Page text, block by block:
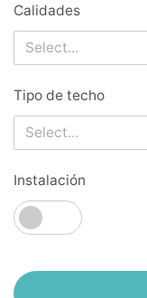
Calidades
Select...
Tipo de techo
Select...
Instalación